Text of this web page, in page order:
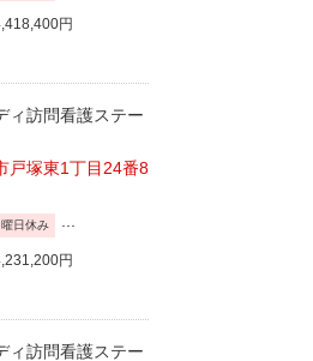
円
ィ訪問看護ステー
戸塚東1丁目24番8
曜日休み
円
ィ訪問看護ステー